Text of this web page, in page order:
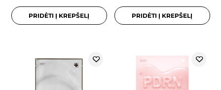
PRIDĖTI Į KREPŠELĮ PRIDĖTI Į KREPŠELĮ